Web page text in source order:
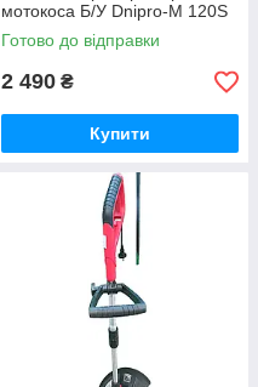
мотокоса Б/У Dnipro-M 120S
Готово до відправки
2 490 ₴
Купити